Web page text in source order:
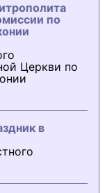
по
Церкви по
в